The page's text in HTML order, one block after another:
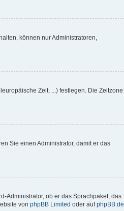
können nur Administratoren,
Zeit, ...) festlegen. Die Zeitzone
Sie einen Administrator, damit er das
Administrator, ob er das Sprachpaket, das
von phpBB Limited oder aufphpBB.de